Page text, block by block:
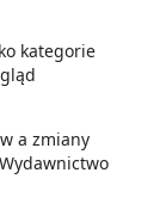
kategorie
a zmiany